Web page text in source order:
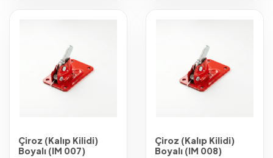
Çiroz (Kalıp Kilidi)
Boyalı (IM 007)
Çiroz (Kalıp Kilidi)
Boyalı (IM 008)